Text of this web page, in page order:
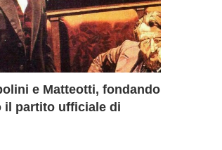
e Matteotti, fondando
il partito ufficiale di